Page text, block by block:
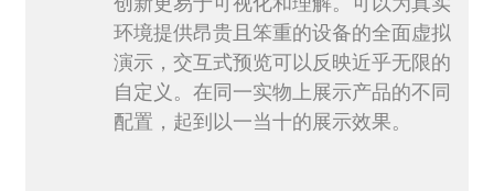
环境提供昂贵且笨重的设备的全面虚拟
演示，交互式预览可以反映近乎无限的
自定义。在同一实物上展示产品的不同
配置，起到以一当十的展示效果。